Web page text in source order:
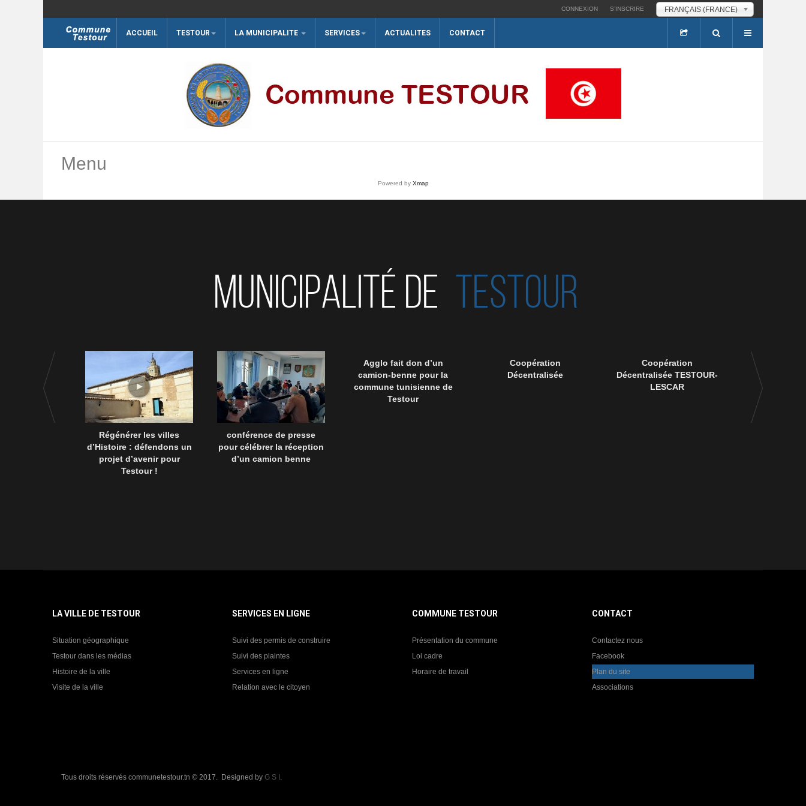
FRANÇAIS (FRANCE)
CONNEXION S’INSCRIRE
ACCUEIL TESTOUR LA MUNICIPALITE SERVICES ACTUALITES CONTACT
Menu
Powered by Xmap
MUNICIPALITÉ DE TESTOUR
Régénérer les villes
d’Histoire : défendons un
projet d’avenir pour
Testour !
conférence de presse
pour célébrer la réception
d’un camion benne
Agglo fait don d’un
camion-benne pour la
commune tunisienne de
Testour
Coopération
Décentralisée
Coopération
Décentralisée TESTOUR-
LESCAR
90 ème
disparition
LA VILLE DE TESTOUR
Situation géographique
Testour dans les médias
Histoire de la ville
Visite de la ville
SERVICES EN LIGNE
Suivi des permis de construire
Suivi des plaintes
Services en ligne
Relation avec le citoyen
COMMUNE TESTOUR
Présentation du commune
Loi cadre
Horaire de travail
CONTACT
Contactez nous
Facebook
Plan du site
Associations
Tous droits réservés communetestour.tn © 2017. Designed by G S I .